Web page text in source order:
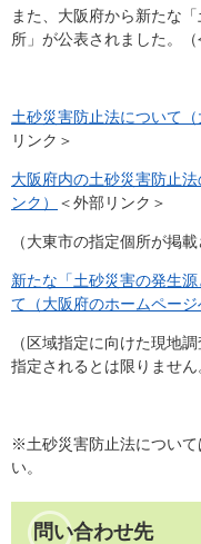
また、大阪府から新たな
所」が公表されました。（
土砂災害防止法について
リンク＞
大阪府内の土砂災害防止
ンク）
＜外部リンク＞
（大東市の指定個所が掲
新たな「土砂災害の発生
て（大阪府のホームページ
（区域指定に向けた現地
指定されるとは限りません
※土砂災害防止法について
い。
問い合わせ先